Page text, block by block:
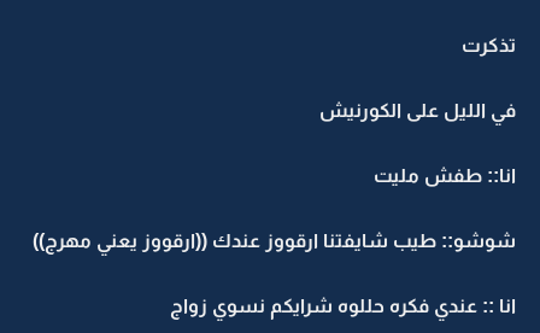
تذكرت
في الليل على الكورنيش
انا:: طفش مليت
شوشو:: طيب شايفتنا ارقووز عندك ((ارقووز يعني مهرج))
انا :: عندي فكره حللوه شرايكم نسوي زواج